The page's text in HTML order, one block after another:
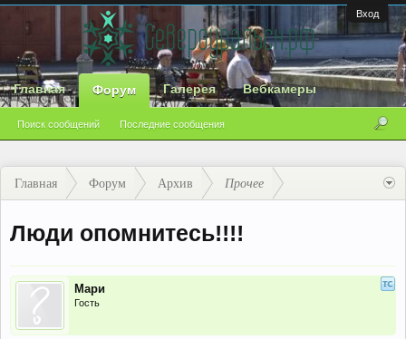
Вход
Главная Форум
Поиск сообщений Последние сообщения
Галерея Вебкамеры
Главная Форум Архив Прочее
Люди опомнитесь!!!!
Мари
Гость